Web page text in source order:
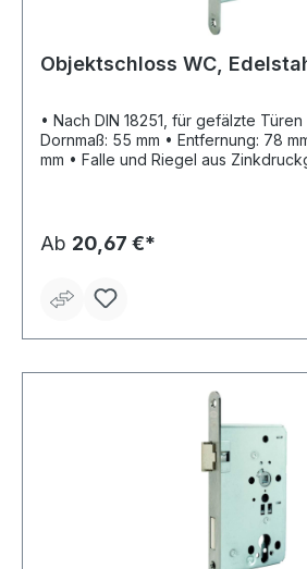
Objektschloss WC,
• Nach DIN 18251, für gefälzte Türen • 2 tourig •
Dornmaß: 55 mm • Entfernung: 78 mm • Nuss, Stahl: 8
mm • Falle und Riegel aus Zinkdruckguss • Mit Wechsel
Ab 20,67 €*